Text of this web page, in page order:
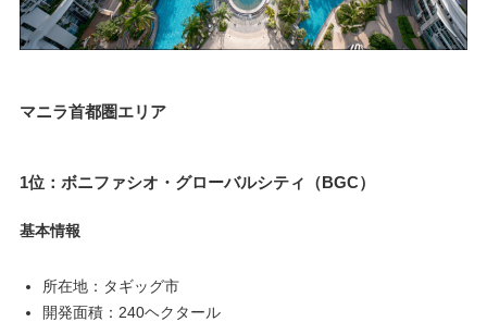
マニラ首都圏エリア
1位：ボニファシオ・グローバルシティ（BGC）
基本情報
所在地：タギッグ市
開発面積：240ヘクタール